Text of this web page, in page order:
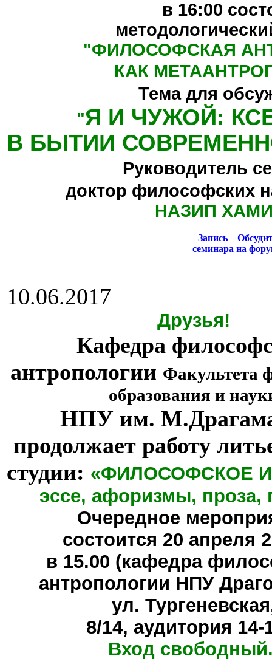
в 16:00
"ФИЛОСОФСКАЯ
КАК
Тема для
"Я И ЧУЖОЙ:
В БЫТИИ
Руководитель
доктор философских
НАЗИП
Запись
семинара на
10.06.2017
Друзья!
Кафедра
антропологии Факультета
образования и
НПУ им.
продолжает работу
студии: «ФИЛОСОФСКОЕ
эссе, афоризмы, проза,
Очередное
состоится 20 апреля
в 15.00 (кафедра
антропологии НПУ
ул.
8/14, аудитория 14-
Вход